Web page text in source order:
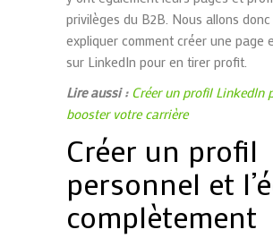
privilèges du B2B. Nous allons donc
expliquer comment créer une page
sur LinkedIn pour en tirer profit.
Lire aussi : Créer un profil LinkedIn
booster votre carrière
Créer un profil
personnel et
complètement